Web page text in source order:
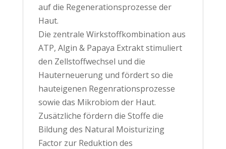
auf die Regenerationsprozesse der
Haut.
Die zentrale Wirkstoffkombination aus
ATP, Algin & Papaya Extrakt stimuliert
den Zellstoffwechsel und die
Hauterneuerung und fördert so die
hauteigenen Regenrationsprozesse
sowie das Mikrobiom der Haut.
Zusätzliche fördern die Stoffe die
Bildung des Natural Moisturizing
Factor zur Reduktion des